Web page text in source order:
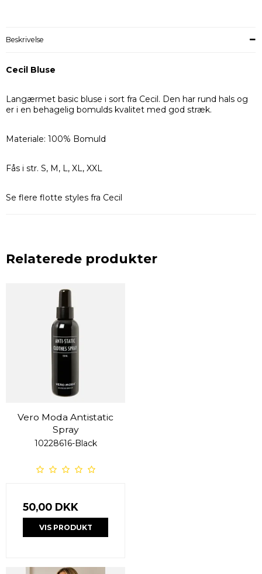
Beskrivelse
Cecil Bluse
Langærmet basic bluse i sort fra Cecil. Den har rund hals og
er i en behagelig bomulds kvalitet med god stræk.
Materiale: 100% Bomuld
Fås i str. S, M, L, XL, XXL
Se flere flotte styles fra Cecil
Relaterede produkter
Vero Moda Antistatic
Spray
10228616-Black
50,00 DKK
VIS PRODUKT